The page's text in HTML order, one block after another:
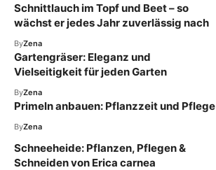
Schnittlauch im Topf und Beet – so
wächst er jedes Jahr zuverlässig nach
ByZena
Gartengräser: Eleganz und
Vielseitigkeit für jeden Garten
ByZena
Primeln anbauen: Pflanzzeit und Pflege
ByZena
Schneeheide: Pflanzen, Pflegen &
Schneiden von Erica carnea